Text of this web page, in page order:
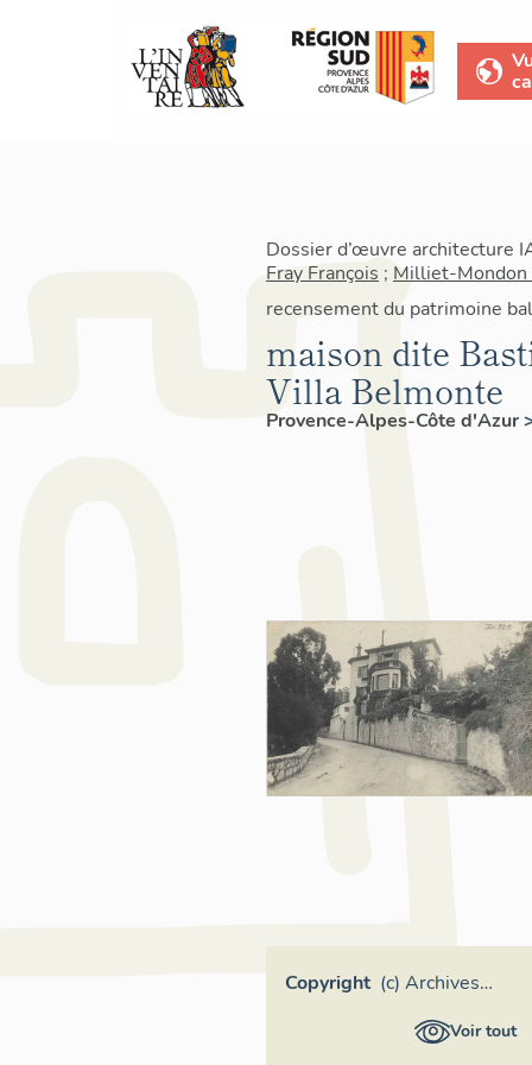
Dossier d’œuvre architecture
Fray François ; Milliet-Mondon
recensement du patrimoine
maison dite
Villa Belmonte
Provence-Alpes-Côte d'Azur
Copyright (c) Archives
communales,Voir tout